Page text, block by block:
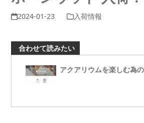
2024-01-23 入荷情報
合わせて読みたい
アクアリウムを楽しむ為